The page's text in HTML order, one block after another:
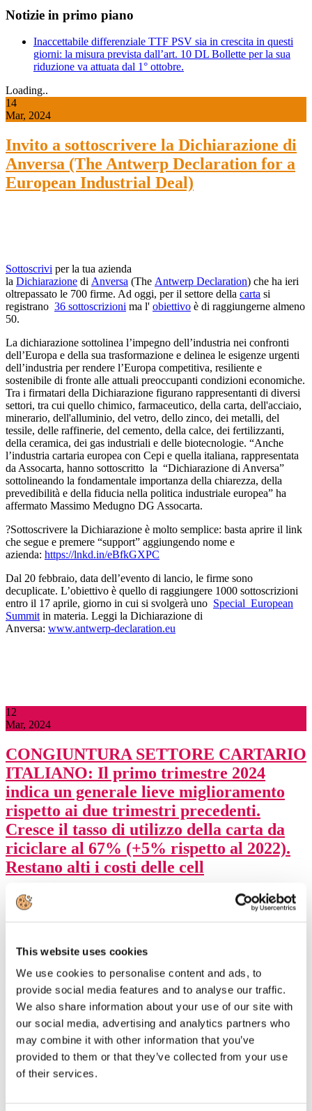
This website uses cookies
We use cookies to personalise content and ads, to
provide social media features and to analyse our traffic.
We also share information about your use of our site with
our social media, advertising and analytics partners who
may combine it with other information that you’ve
provided to them or that they’ve collected from your use
of their services.
Notizie in primo piano
Inaccettabile differenziale TTF PSV sia in crescita in questi
giorni: la misura prevista dall’art. 10 DL Bollette per la sua
riduzione va attuata dal 1° ottobre.
Loading..
14
Mar, 2024
Invito a sottoscrivere la Dichiarazione di
Anversa (The Antwerp Declaration for a
European Industrial Deal)
Sottoscrivi per la tua azienda
la Dichiarazione di Anversa (The Antwerp Declaration) che ha ieri
oltrepassato le 700 firme. Ad oggi, per il settore della carta si
registrano 36 sottoscrizioni ma l' obiettivo è di raggiungerne almeno
50.
La dichiarazione sottolinea l’impegno dell’industria nei confronti
dell’Europa e della sua trasformazione e delinea le esigenze urgenti
dell’industria per rendere l’Europa competitiva, resiliente e
sostenibile di fronte alle attuali preoccupanti condizioni economiche.
Tra i firmatari della Dichiarazione figurano rappresentanti di diversi
settori, tra cui quello chimico, farmaceutico, della carta, dell'acciaio,
minerario, dell'alluminio, del vetro, dello zinco, dei metalli, del
tessile, delle raffinerie, del cemento, della calce, dei fertilizzanti,
della ceramica, dei gas industriali e delle biotecnologie. “Anche
l’industria cartaria europea con Cepi e quella italiana, rappresentata
da Assocarta, hanno sottoscritto la “Dichiarazione di Anversa”
sottolineando la fondamentale importanza della chiarezza, della
prevedibilità e della fiducia nella politica industriale europea” ha
affermato Massimo Medugno DG Assocarta.
?Sottoscrivere la Dichiarazione è molto semplice: basta aprire il link
che segue e premere “support” aggiungendo nome e
azienda: https://lnkd.in/eBfkGXPC
Dal 20 febbraio, data dell’evento di lancio, le firme sono
decuplicate. L’obiettivo è quello di raggiungere 1000 sottoscrizioni
entro il 17 aprile, giorno in cui si svolgerà uno Special European
Summit in materia. Leggi la Dichiarazione di
Anversa: www.antwerp-declaration.eu
12
Mar, 2024
CONGIUNTURA SETTORE CARTARIO
ITALIANO: Il primo trimestre 2024
indica un generale lieve miglioramento
rispetto ai due trimestri precedenti.
Cresce il tasso di utilizzo della carta da
riciclare al 67% (+5% rispetto al 2022).
Restano alti i costi delle cell
11 marzo 2024
- A fine anno la produzione di carta e cartone in
Italia si è attestata intorno a 7,5 milioni di tonnellate (-14% sui
miglioramento rispetto ai due trimestri precedenti
La persistente debolezza della domanda di carta e cartone resta alla
base della riduzione dei volumi prodotti nel 2023 che si è chiuso con
una produzione di circa 7,5 milioni di tonnellate inferiore ai volumi
2022 del 14%.
A livello di singoli comparti da segnalare, per i volumi coinvolti, la
minor produzione di carte e cartoni per packaging (-10,2%), che si è
però confermata poco al di sotto dei livelli del biennio pre-pandemia.
Più contenuta la riduzione dei volumi di carte per usi